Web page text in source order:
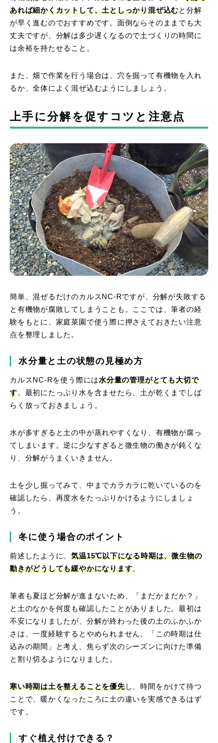
あれば細かくカットして、土としっかり混ぜ込むと分解
が早く進むのでおすすめです。面倒ならそのままでも大
丈夫ですが、分解は多少遅くなるので土づくりの時間に
は余裕を持たせること。
また、畑で作業を行う場合は、穴を掘って有機物を入れ
るか、全体によく混ぜ込むようにしましょう。
上手に分解を促すコツと注意点
簡単、混ぜるだけのカルスNC-Rですが、分解が失敗する
と有機物が腐敗してしまうことも。ここでは、筆者の経
験をもとに、家庭菜園で使う際に押さえておきたい注意
点を整理しました。
水分量と土の状態の見極め方
カルスNC-Rを使う際には水分量の管理がとても大切で
す。最初にたっぷり水を含ませたら、土が乾くまでしば
らく放っておきましょう。
水が多すぎると土の中が蒸れやすくなり、有機物が腐っ
てしまいます。逆に少なすぎると微生物の働きが鈍くな
り、分解がうまくいきません。
土を少し掘ってみて、中までカラカラに乾いているのを
確認したら、再度水をたっぷりかけるようにしましょ
う。
冬に使う場合のポイント
前述したように、気温15℃以下になる時期は、微生物の
動きがどうしても緩やかになります。
筆者も夏ほど分解が進まないため、「まだかまだか？」
と土のなかを何度も確認したことがありました。最初は
不安になりましたが、分解が終わった後の土のふかふか
さは、一度経験するとやめられません。「この時期は仕
込みの期間」と考え、焦らず次のシーズンに向けた準備
と割り切るようになりました。
寒い時期は土を整えることを優先し、時間をかけて待つ
ことで、暖かくなったころに土の違いを実感できるはず
です。
すぐ植え付けできる？